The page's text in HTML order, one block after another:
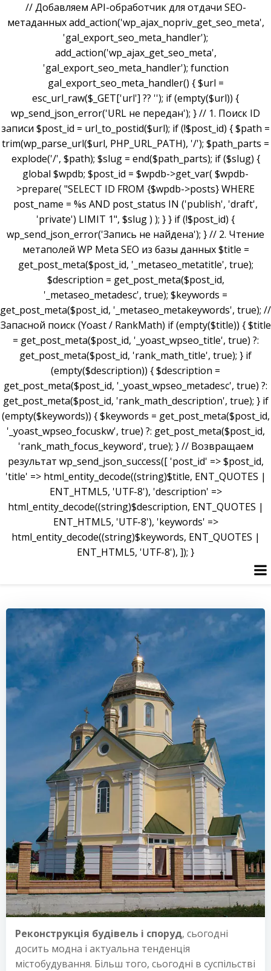
// Добавляем API-обработчик для отдачи SEO-
метаданных add_action('wp_ajax_nopriv_get_seo_meta',
'gal_export_seo_meta_handler');
add_action('wp_ajax_get_seo_meta',
'gal_export_seo_meta_handler'); function
gal_export_seo_meta_handler() { $url =
esc_url_raw($_GET['url'] ?? ''); if (empty($url)) {
wp_send_json_error('URL не передан'); } // 1. Поиск ID
записи $post_id = url_to_postid($url); if (!$post_id) { $path =
trim(wp_parse_url($url, PHP_URL_PATH), '/'); $path_parts =
explode('/', $path); $slug = end($path_parts); if ($slug) {
global $wpdb; $post_id = $wpdb->get_var( $wpdb-
>prepare( "SELECT ID FROM {$wpdb->posts} WHERE
post_name = %s AND post_status IN ('publish', 'draft',
'private') LIMIT 1", $slug ) ); } } if (!$post_id) {
wp_send_json_error('Запись не найдена'); } // 2. Чтение
метаполей WP Meta SEO из базы данных $title =
get_post_meta($post_id, '_metaseo_metatitle', true);
$description = get_post_meta($post_id,
'_metaseo_metadesc', true); $keywords =
get_post_meta($post_id, '_metaseo_metakeywords', true); //
Запасной поиск (Yoast / RankMath) if (empty($title)) { $title
= get_post_meta($post_id, '_yoast_wpseo_title', true) ?:
get_post_meta($post_id, 'rank_math_title', true); } if
(empty($description)) { $description =
get_post_meta($post_id, '_yoast_wpseo_metadesc', true) ?:
get_post_meta($post_id, 'rank_math_description', true); } if
(empty($keywords)) { $keywords = get_post_meta($post_id,
'_yoast_wpseo_focuskw', true) ?: get_post_meta($post_id,
'rank_math_focus_keyword', true); } // Возвращаем
результат wp_send_json_success([ 'post_id' => $post_id,
'title' => html_entity_decode((string)$title, ENT_QUOTES |
ENT_HTML5, 'UTF-8'), 'description' =>
html_entity_decode((string)$description, ENT_QUOTES |
ENT_HTML5, 'UTF-8'), 'keywords' =>
html_entity_decode((string)$keywords, ENT_QUOTES |
ENT_HTML5, 'UTF-8'), ]); }
Реконструкція будівель і споруд, сьогодні
досить модна і актуальна тенденція
містобудування. Більш того, сьогодні в суспільстві